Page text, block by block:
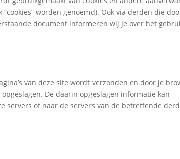
worden genoemd). Ook via derden die
document informeren wij je over het
van deze site wordt verzonden en door je
De daarin opgeslagen informatie kan
servers of naar de servers van de betreffende